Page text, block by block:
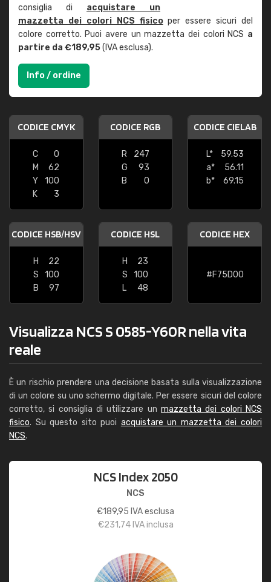
consiglia di acquistare un
mazzetta dei colori NCS fisicoper essere sicuri del
colore corretto. Puoi avere un mazzetta dei colori NCS a
partire da €189,95(IVA esclusa).
Info / ordine
CODICE CMYK
C
0
M
62
Y
100
K
3
CODICE RGB
R
247
G
93
B
0
CODICE CIELAB
L*
59.53
a*
56.11
b*
69.15
CODICE HSB/HSV
H
22
S
100
B
97
CODICE HSL
H
23
S
100
L
48
CODICE HEX
#F75D00
Visualizza NCS S 0585-Y60R nella vita
reale
È un rischio prendere una decisione basata sulla visualizzazione
di un colore su uno schermo digitale. Per essere sicuri del colore
corretto, si consiglia di utilizzare un mazzetta dei colori NCS
fisico. Su questo sito puoi acquistare un mazzetta dei colori
NCS.
NCS Index 2050
NCS
€189,95 IVA esclusa
€231,74IVA inclusa